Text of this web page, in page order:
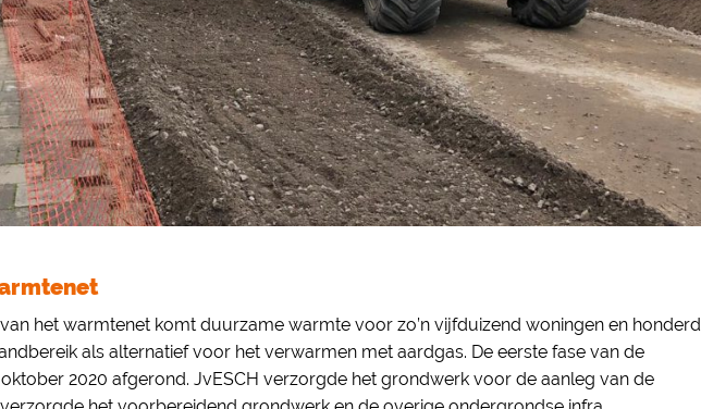
het warmtenet komt duurzame warmte voor zo’n vijfduizend woningen en honderd
als alternatief voor het verwarmen met aardgas. De eerste fase van de
2020 afgerond. JvESCH verzorgde het grondwerk voor de aanleg van de